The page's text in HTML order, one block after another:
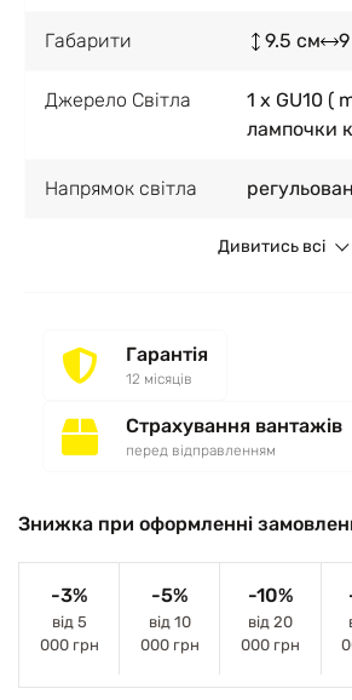
Габарити 9.5 см
Джерело Світла
1 x GU10 (
лампочки
Напрямок світла
Дивитись всі
Гарантія
12 місяців
Страхування вантажів
перед відправленням
Знижка при оформленні
-3%
від 5
000 грн
-5%
від 10
000 грн
-10%
від 20
000 грн